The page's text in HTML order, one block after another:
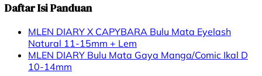
Daftar Isi Panduan
MLEN DIARY X CAPYBARA Bulu Mata Eyelash
Natural 11-15mm + Lem
MLEN DIARY Bulu Mata Gaya Manga/Comic Ikal D
10-14mm